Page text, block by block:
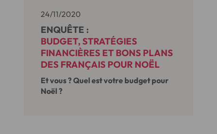
24/11/2020
ENQUÊTE :
BUDGET, STRATÉGIES
FINANCIÈRES ET BONS PLANS
DES FRANÇAIS POUR NOËL
Et vous ? Quel est votre budget pour
Noël ?